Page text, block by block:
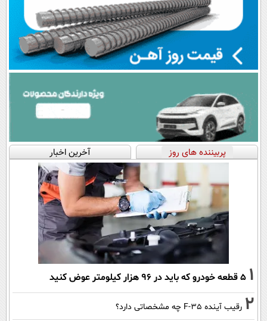
پربیننده های روز آخرین اخبار
1 ۵ قطعه خودرو که باید در ۹۶ هزار کیلومتر عوض کنید
2 رقیب آینده F-35 چه مشخصاتی دارد؟